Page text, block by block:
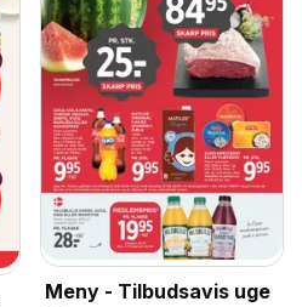
Meny - Tilbudsavis uge